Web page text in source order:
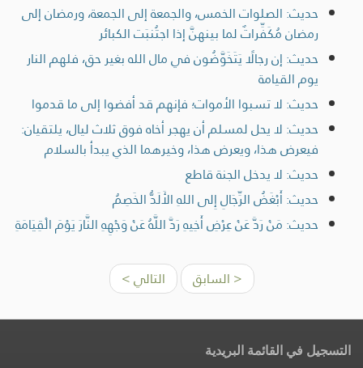
حديث: الصلوات الخمس، والجمعة إلى الجمعة، ورمضان إلى
رمضان مُكَفِّراتٌ لما بينهنَّ إذا اجتُنبَت الكبائر
حديث: إن رجالًا يَتَخَوَّضُون في مال الله بغير حق، فلهم النار
يوم القيامة
حديث: لا تسبوا الأموات؛ فإنهم قد أفضوا إلى ما قدموا
حديث: لا يحل لمسلم أن يهجر أخاه فوق ثلاث ليال، يلتقيان:
فيعرض هذا، ويعرض هذا، وخيرهما الذي يبدأ بالسلام
حديث: لا يدخل الجنة قاطع
حديث: أَبْغَضُ الرِّجَالِ إِلى اللهِ الأَلَدُّ الخَصِمُ
حديث: مَنْ رَدَّ عَنْ عِرْضِ أَخِيهِ رَدَّ اللَّهُ عَنْ وَجْهِهِ النَّارَ يَوْمَ الْقِيَامَةِ
< السابق التالي >
التسجيل في القائمة البريدية